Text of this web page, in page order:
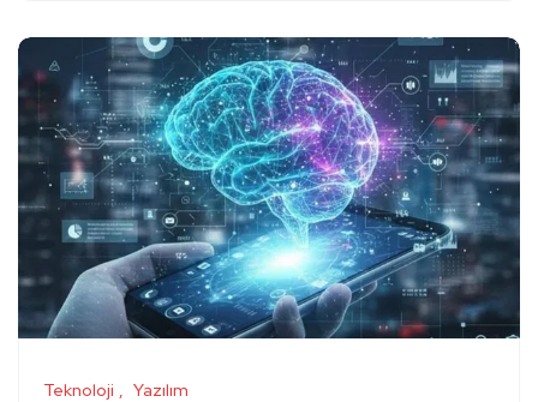
Teknoloji Yazılım